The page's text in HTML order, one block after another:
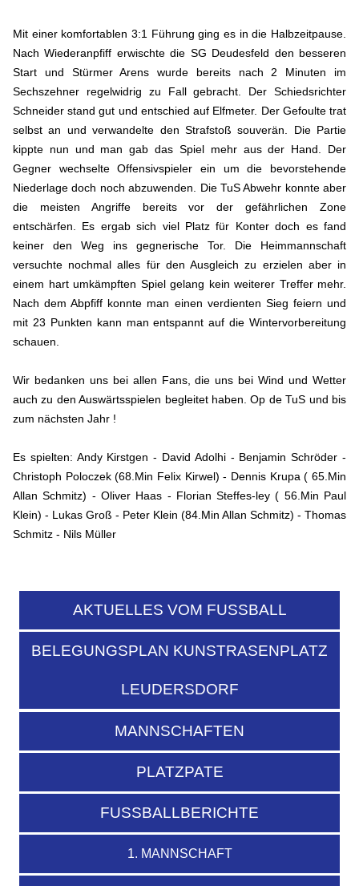
Mit einer komfortablen 3:1 Führung ging es in die Halbzeitpause.
Nach Wiederanpfiff erwischte die SG Deudesfeld den besseren
Start und Stürmer Arens wurde bereits nach 2 Minuten im
Sechszehner regelwidrig zu Fall gebracht. Der Schiedsrichter
Schneider stand gut und entschied auf Elfmeter. Der Gefoulte trat
selbst an und verwandelte den Strafstoß souverän. Die Partie
kippte nun und man gab das Spiel mehr aus der Hand. Der
Gegner wechselte Offensivspieler ein um die bevorstehende
Niederlage doch noch abzuwenden. Die TuS Abwehr konnte aber
die meisten Angriffe bereits vor der gefährlichen Zone
entschärfen. Es ergab sich viel Platz für Konter doch es fand
keiner den Weg ins gegnerische Tor. Die Heimmannschaft
versuchte nochmal alles für den Ausgleich zu erzielen aber in
einem hart umkämpften Spiel gelang kein weiterer Treffer mehr.
Nach dem Abpfiff konnte man einen verdienten Sieg feiern und
mit 23 Punkten kann man entspannt auf die Wintervorbereitung
schauen.
Wir bedanken uns bei allen Fans, die uns bei Wind und Wetter
auch zu den Auswärtsspielen begleitet haben. Op de TuS und bis
zum nächsten Jahr !
Es spielten: Andy Kirstgen - David Adolhi - Benjamin Schröder -
Christoph Poloczek (68.Min Felix Kirwel) - Dennis Krupa ( 65.Min
Allan Schmitz) - Oliver Haas - Florian Steffes-ley ( 56.Min Paul
Klein) - Lukas Groß - Peter Klein (84.Min Allan Schmitz) - Thomas
Schmitz - Nils Müller
AKTUELLES VOM FUSSBALL
BELEGUNGSPLAN KUNSTRASENPLATZ
LEUDERSDORF
MANNSCHAFTEN
PLATZPATE
FUSSBALLBERICHTE
1. MANNSCHAFT